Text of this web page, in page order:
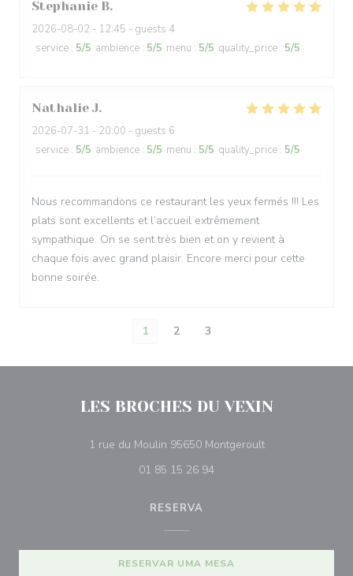
Stephanie B
2026-08-02 - 12:45 - guests 4
service : 5/5 ambience : 5/5 menu : 5/5 quality_price : 5/5
Nathalie J
2026-07-31 - 20:00 - guests 6
service : 5/5 ambience : 5/5 menu : 5/5 quality_price : 5/5
Nous recommandons ce restaurant les yeux fermés !!! Les
plats sont excellents et l’accueil extrêmement
sympathique. On se sent très bien et on y revient à
chaque fois avec grand plaisir. Encore merci pour cette
bonne soirée.
1 2 3
LES BROCHES DU VEXIN
1 rue du Moulin 95650 Montgeroult((abre numa
01 85 15 26 94
RESERVA
RESERVAR UMA MESA